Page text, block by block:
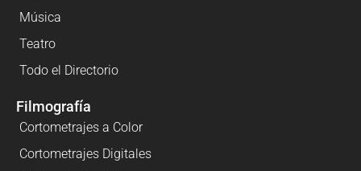
Música
Teatro
Todo el Directorio
Filmografía
Cortometrajes a Color
Cortometrajes Digitales